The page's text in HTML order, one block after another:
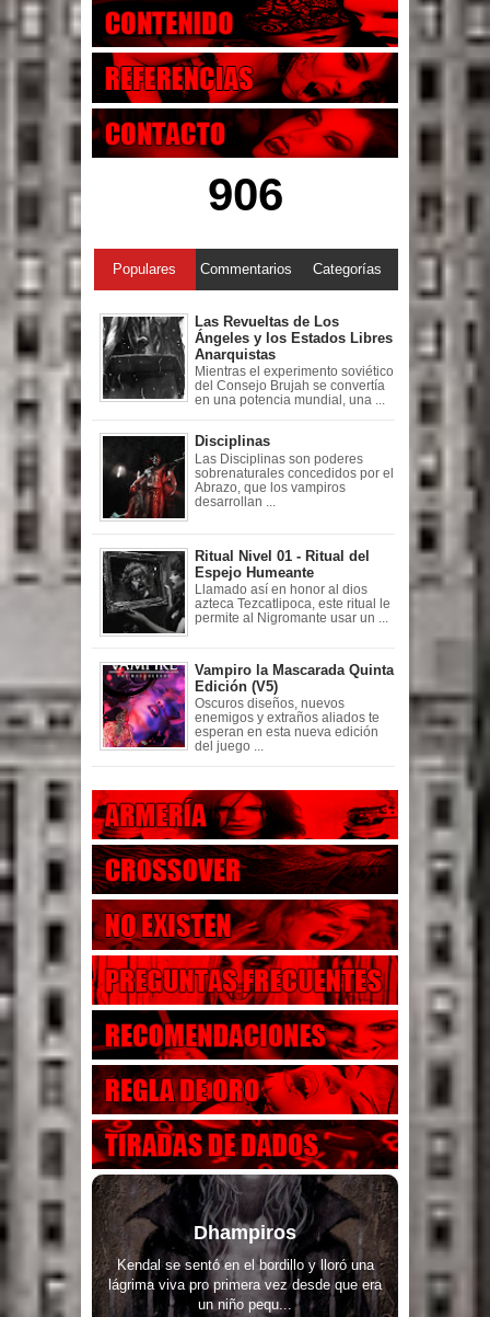
906
Populares Commentarios Categorías
Las Revueltas de Los
Ángeles y los Estados Libres
Anarquistas
Mientras el experimento soviético
del Consejo Brujah se convertía
en una potencia mundial, una ...
Disciplinas
Las Disciplinas son poderes
sobrenaturales concedidos por el
Abrazo, que los vampiros
desarrollan ...
Ritual Nivel 01 - Ritual del
Espejo Humeante
Llamado así en honor al dios
azteca Tezcatlipoca, este ritual le
permite al Nigromante usar un ...
Vampiro la Mascarada Quinta
Edición (V5)
Oscuros diseños, nuevos
enemigos y extraños aliados te
esperan en esta nueva edición
del juego ...
Dhampiros
Kendal se sentó en el bordillo y lloró una
lágrima viva pro primera vez desde que era
un niño pequ...